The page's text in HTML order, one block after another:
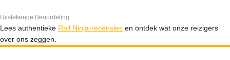
Uitstekende Beoordeling
Lees authentieke Rail Ninja-recensies en ontdek wat onze reizigers
over ons zeggen.